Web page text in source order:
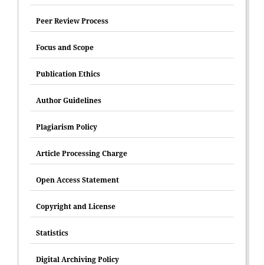
Peer Review Process
Focus and Scope
Publication Ethics
Author Guidelines
Plagiarism Policy
Article Processing Charge
Open Access Statement
Copyright and License
Statistics
Digital Archiving Policy